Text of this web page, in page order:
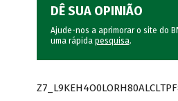
DÊ SUA OPINIÃO
Ajude-nos a aprimorar o site do
uma rápida pesquisa.